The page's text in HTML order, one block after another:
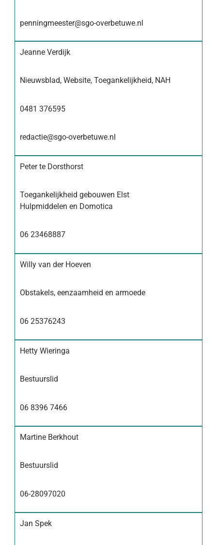
penningmeester@sgo-overbetuwe.nl
Jeanne Verdijk
Nieuwsblad, Website, Toegankelijkheid, NAH
0481 376595
redactie@sgo-overbetuwe.nl
Peter te Dorsthorst
Toegankelijkheid gebouwen Elst
Hulpmiddelen en Domotica
06 23468887
Willy van der Hoeven
Obstakels, eenzaamheid en armoede
06 25376243
Hetty Wieringa
Bestuurslid
06 8396 7466
Martine Berkhout
Bestuurslid
06-28097020
Jan Spek